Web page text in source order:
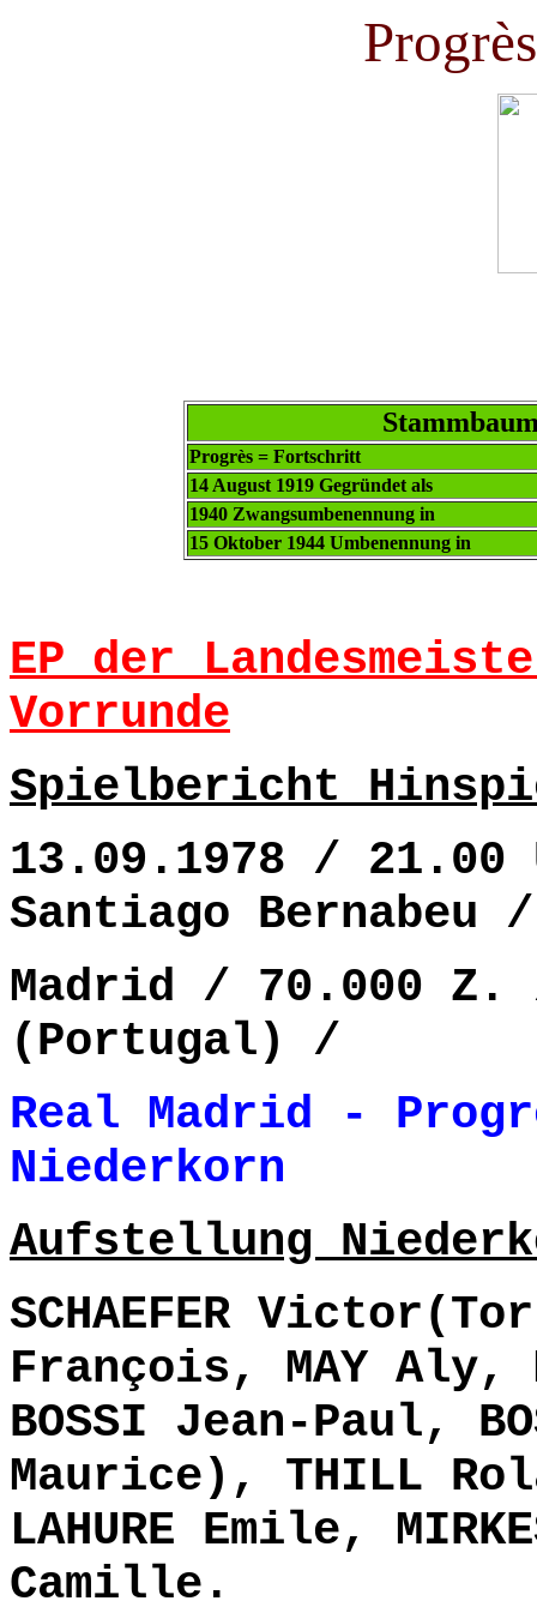
Progrès = Fortschritt
14 August 1919 Gegründet als
1940 Zwangsumbenennung in
15 Oktober 1944 Umbenennung in
EP der
Vorrunde
Spielbericht
13.09.1978 / 21.00
Santiago Bernabeu /
Madrid / 70.000
(Portugal) /
Real Madrid -
Niederkorn
Aufstellung
SCHAEFER
François, MAY Aly,
BOSSI Jean-Paul,
Maurice), THILL
LAHURE Emile,
Camille.